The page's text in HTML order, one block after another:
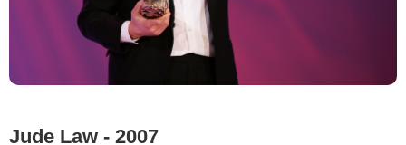
Jude Law - 2007